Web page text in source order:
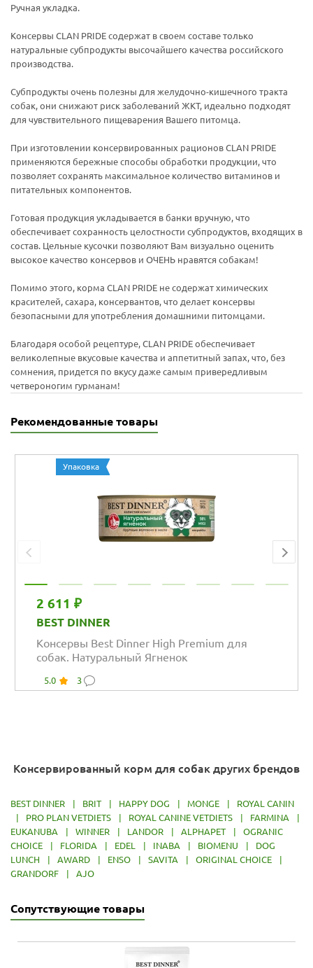
Ручная укладка.
Консервы CLAN PRIDE содержат в своем составе только
натуральные субпродукты высочайшего качества российского
производства.
Субпродукты очень полезны для желудочно-кишечного тракта
собак, они снижают риск заболеваний ЖКТ, идеально подходят
для чувствительного пищеварения Вашего питомца.
При изготовлении консервированных рационов CLAN PRIDE
применяются бережные способы обработки продукции, что
позволяет сохранять максимальное количество витаминов и
питательных компонентов.
Готовая продукция укладывается в банки вручную, что
обеспечивает сохранность целостности субпродуктов, входящих в
состав. Цельные кусочки позволяют Вам визуально оценить
высокое качество консервов и ОЧЕНЬ нравятся собакам!
Помимо этого, корма CLAN PRIDE не содержат химических
красителей, сахара, консервантов, что делает консервы
безопасными для употребления домашними питомцами.
Благодаря особой рецептуре, CLAN PRIDE обеспечивает
великолепные вкусовые качества и аппетитный запах, что, без
сомнения, придется по вкусу даже самым привередливым
четвероногим гурманам!
Рекомендованные товары
Упаковка
2 611 ₽
BEST DINNER
Консервы Best Dinner High Premium для
собак. Натуральный Ягненок
5.0 3
Консервированный корм для собак других брендов
BEST DINNER | BRIT | HAPPY DOG | MONGE |
ROYAL CANIN
|
PRO PLAN VETDIETS | ROYAL CANINE VETDIETS | FARMINA
|
EUKANUBA
| WINNER | LANDOR | ALPHAPET |
OGRANIC
CHOICE
| FLORIDA | EDEL | INABA | BIOMENU |
DOG
LUNCH
| AWARD | ENSO | SAVITA | ORIGINAL CHOICE
|
GRANDORF
| AJO
Сопутствующие товары